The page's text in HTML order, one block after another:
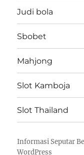
Judi bola
Sbobet
Mahjong
Slot Kamboja
Slot Thailand
Informasi Seputar
WordPress